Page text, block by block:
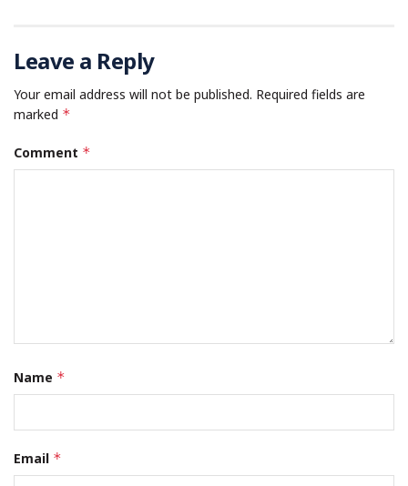
Leave a Reply
Your email address will not be published. Required fields are
marked *
Comment *
Name *
Email *